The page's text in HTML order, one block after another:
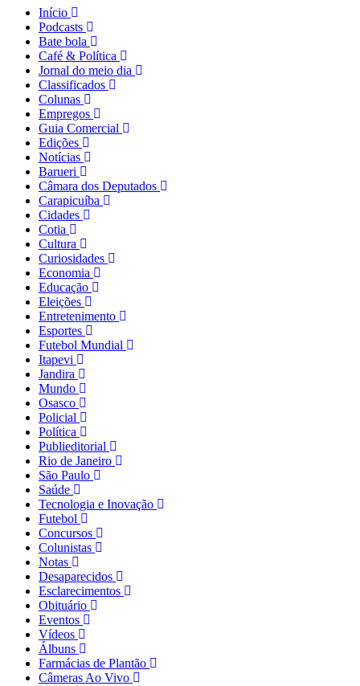
Termos de Uso e Privacidade
Início
Podcasts
Bate bola
Café & Política
Jornal do meio dia
Classificados
Colunas
Empregos
Guia Comercial
Edições
Notícias
Barueri
Câmara dos Deputados
Carapicuíba
Cidades
Cotia
Cultura
Curiosidades
Economia
Educação
Eleições
Entretenimento
Esportes
Futebol Mundial
Itapevi
Jandira
Mundo
Osasco
Policial
Política
Publieditorial
Rio de Janeiro
São Paulo
Saúde
Tecnologia e Inovação
Futebol
Concursos
Colunistas
Notas
Desaparecidos
Esclarecimentos
Obituário
Eventos
Vídeos
Álbuns
Farmácias de Plantão
Câmeras Ao Vivo